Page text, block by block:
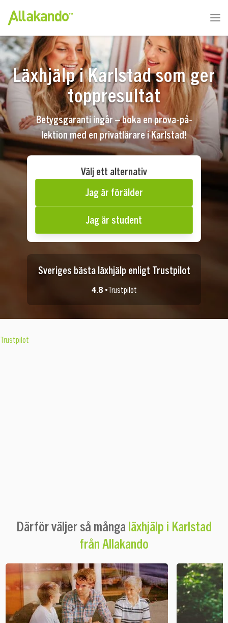
Läxhjälp i Karlstad som ger
toppresultat
Betygsgaranti ingår – boka en prova-på-
lektion med en privatlärare i Karlstad!
Välj ett alternativ
Jag är förälder
Jag är student
Sveriges bästa läxhjälp enligt Trustpilot
4.8 •Trustpilot
Trustpilot
Därför väljer så många läxhjälp i Karlstad
från Allakando